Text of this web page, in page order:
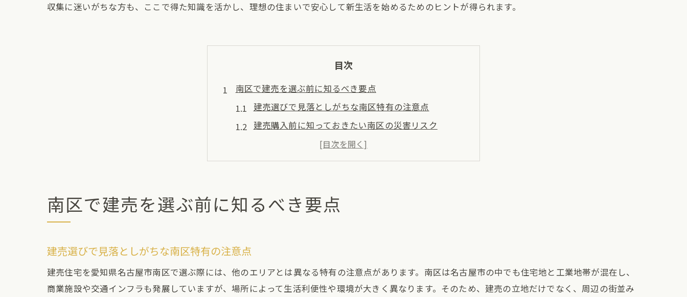
収集に迷いがちな方も、ここで得た知識を活かし、理想の住まいで安心して新生活を始めるためのヒントが得られます。
目次
南区で建売を選ぶ前に知るべき要点
建売選びで見落としがちな南区特有の注意点
建売購入前に知っておきたい南区の災害リスク
南区で建売を検討する際の治安と生活環境の確認法
建売と中古一戸建て物件の違いと選び方
建売の見極めで快適な暮らしを実現
建売物件選びで重視すべき間取りと通風のポイント
建売の内覧時に確認すべき設備や日当たりの特徴
建売住宅のメリットとデメリットを正しく理解しよう
南区で建売を選ぶ前に知るべき要点
建売選びで見落としがちな南区特有の注意点
建売住宅を愛知県名古屋市南区で選ぶ際には、他のエリアとは異なる特有の注意点があります。南区は名古屋市の中でも住宅地と工業地帯が混在し、
商業施設や交通インフラも発展していますが、場所によって生活利便性や環境が大きく異なります。そのため、建売の立地だけでなく、周辺の街並み